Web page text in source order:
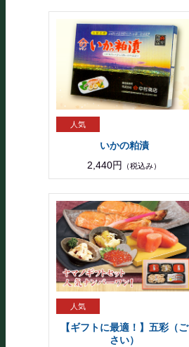
いかの粕漬
2,440円
（税込み）
【ギフトに最適！】五彩（ご
さい）